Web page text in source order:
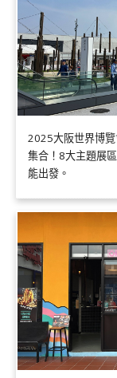
2025大阪世界博
集合！8大主題展
能出發。